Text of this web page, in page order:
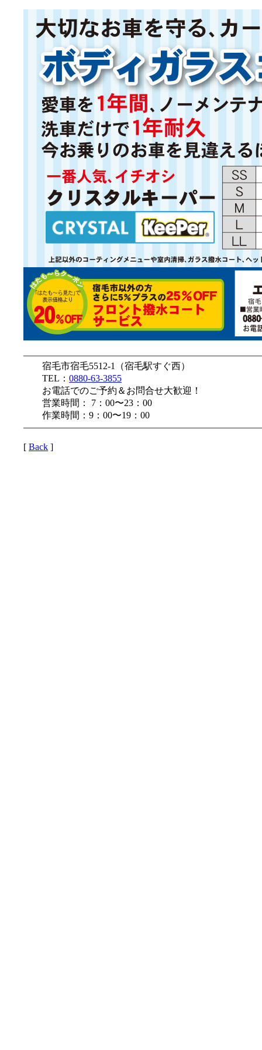
宿毛市宿毛5512-1（宿毛駅すぐ西）
TEL： 0880-63-3855
お電話でのご予約＆お問合せ大歓迎！
営業時間： 7：00〜23：00
作業時間：9：00〜19：00
[ Back ]